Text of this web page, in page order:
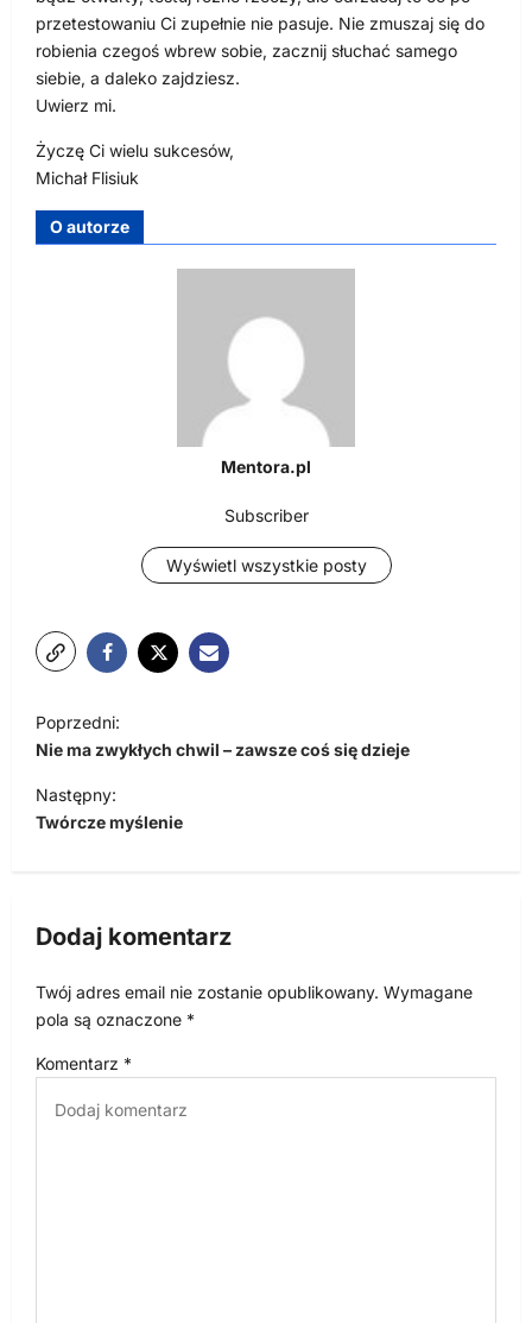
przetestowaniu Ci zupełnie nie pasuje. Nie zmuszaj się do
robienia czegoś wbrew sobie, zacznij słuchać samego
siebie, a daleko zajdziesz.
Uwierz mi.
Życzę Ci wielu sukcesów,
Michał Flisiuk
O autorze
Mentora.pl
Subscriber
Wyświetl wszystkie posty
a
w
i
c
a
w
p
Poprzedni:
Nie ma zwykłych chwil – zawsze coś się dzieje
Następny:
Twórcze myślenie
Dodaj komentarz
Twój adres email nie zostanie opublikowany. Wymagane
pola są oznaczone *
Komentarz *